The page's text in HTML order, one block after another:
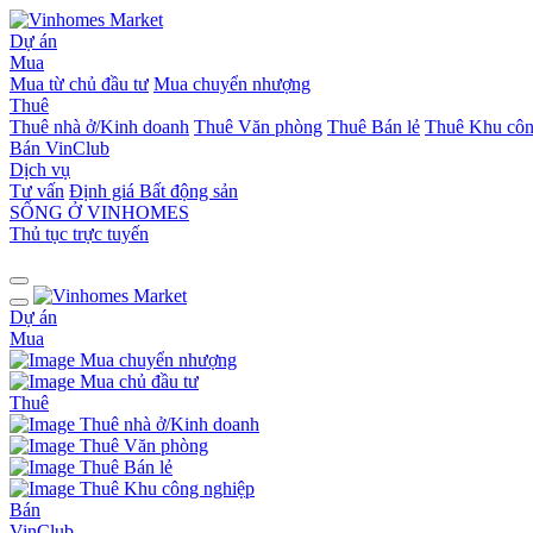
Dự án
Mua
Mua từ chủ đầu tư Mua chuyển nhượng
Thuê
Thuê nhà ở/Kinh doanh Thuê Văn phòng Thuê Bán lẻ Thuê Khu
Bán VinClub
Dịch vụ
Tư vấn Định giá Bất động sản
SỐNG Ở VINHOMES
Thủ tục trực tuyến
Dự án
Mua
Mua chuyển nhượng
Mua chủ đầu tư
Thuê
Thuê nhà ở/Kinh doanh
Thuê Văn phòng
Thuê Bán lẻ
Thuê Khu công nghiệp
Bán